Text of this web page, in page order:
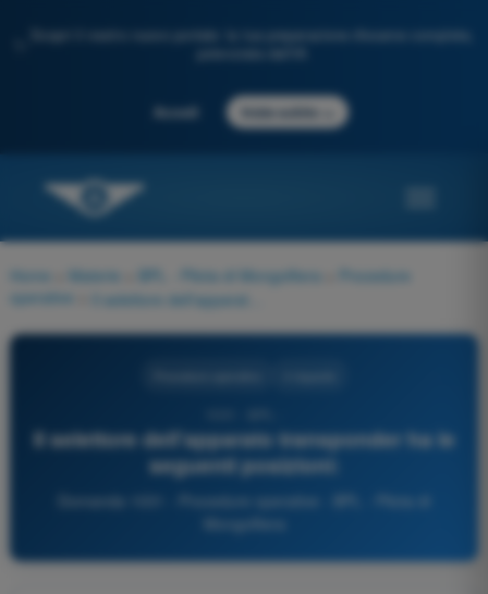
Scopri il nostro nuovo portale: la tua preparazione d'esame completa,
Accedi Inizia subito
Home Materie BPL - Pilota di Mongolfiera
Procedure
operative
Il selettore dell'apparato transponder ha le
seguenti posizioni: